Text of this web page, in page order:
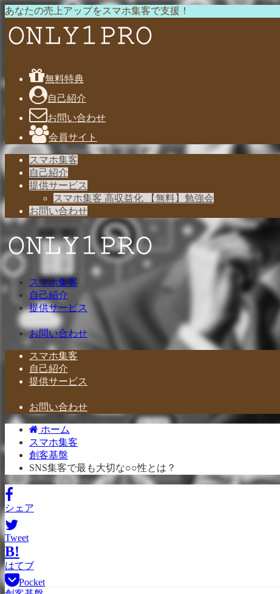
あなたの売上アップをスマホ集客で支援！
無料特典
自己紹介
お問い合わせ
会員サイト
スマホ集客
自己紹介
提供サービス
スマホ集客 高収益化 【無料】勉強会
お問い合わせ
スマホ集客
自己紹介
提供サービス
お問い合わせ
スマホ集客
自己紹介
提供サービス
お問い合わせ
ホーム
スマホ集客
創客基盤
SNS集客で最も大切な○○性とは？
シェア
Tweet
B!
はてブ
Pocket